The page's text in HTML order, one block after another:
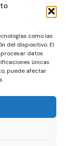
como las
del dispositivo. El
datos
únicas
puede afectar